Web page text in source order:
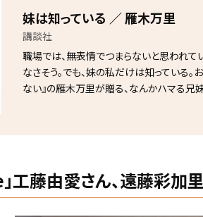
妹は知っている ／ 雁木万里
講談社
職場では、無表情でつまらないと思われて
なさそう。でも、妹の私だけは知っている。
ない』の雁木万里が贈る、なんかハマる兄妹
工藤由愛さん、遠藤彩加